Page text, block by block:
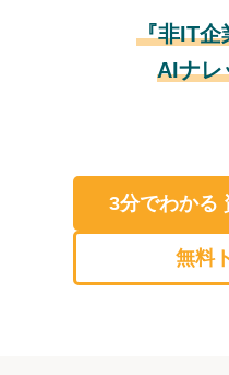
『非IT企
AIナレ
3分でわかる
無料